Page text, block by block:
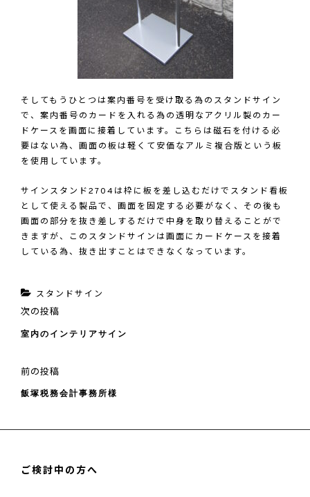
そしてもうひとつは案内番号を受け取る為のスタンドサイン
で、案内番号のカードを入れる為の透明なアクリル製のカー
ドケースを画面に接着しています。こちらは磁石を付ける必
要はない為、画面の板は軽くて安価なアルミ複合版という板
を使用しています。
サインスタンド2704は枠に板を差し込むだけでスタンド看板
として使える製品で、画面を固定する必要がなく、その後も
画面の部分を抜き差しするだけで中身を取り替えることがで
きますが、このスタンドサインは画面にカードケースを接着
している為、抜き出すことはできなくなっています。
カ
テ
ゴ
ー
スタンドサイン
投
稿
ナ
ゲ
シ
ン
前
の
前の投稿
飯塚税務会計事務所様
次
の
次の投稿
室内のインテリアサイン
ご検討中の方へ